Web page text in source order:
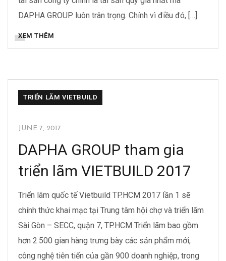
DAPHA GROUP luôn trân trọng. Chính vì điều đó, […]
XEM THÊM
BỒN INOX DAPHA
TRIỂN LÃM VIETBUILD
JUNE 7, 2017
DAPHA GROUP tham gia
triển lãm VIETBUILD 2017
Triển lãm quốc tế Vietbuild TP.HCM 2017 lần 1 sẽ
chính thức khai mạc tại Trung tâm hội chợ và triển lãm
Sài Gòn – SECC, quận 7, TP.HCM Triển lãm bao gồm
hơn 2.500 gian hàng trưng bày các sản phẩm mới,
công nghệ tiên tiến của gần 900 doanh nghiệp, trong